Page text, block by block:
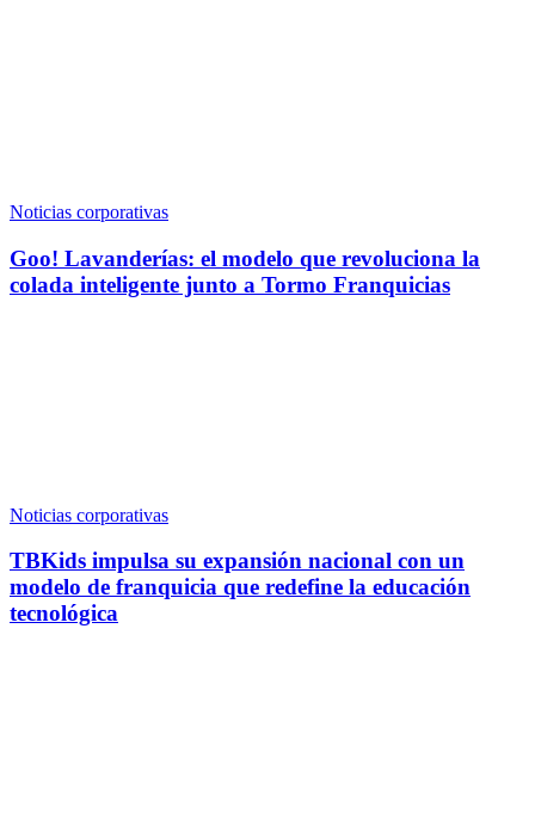
Noticias corporativas
Goo! Lavanderías: el modelo que revoluciona la
colada inteligente junto a Tormo Franquicias
Noticias corporativas
TBKids impulsa su expansión nacional con un
modelo de franquicia que redefine la educación
tecnológica